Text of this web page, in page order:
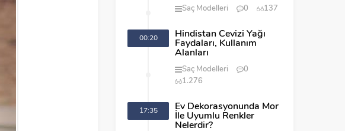
Saç Modelleri 0 137
00:20
Hindistan Cevizi Yağı
Faydaları, Kullanım
Alanları
Saç Modelleri
0
1.276
17:35
Ev Dekorasyonunda Mor
İle Uyumlu Renkler
Nelerdir?